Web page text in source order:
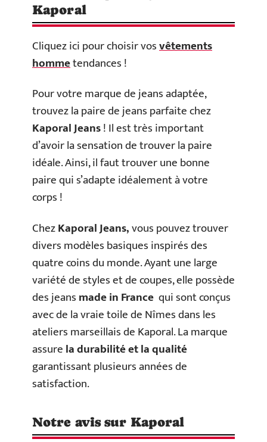
Kaporal
Cliquez ici pour choisir vosvêtements
hommetendances !
Pour votre marque de jeans adaptée,
trouvez la paire de jeans parfaite chez
Kaporal Jeans! Il est très important
d’avoir la sensation de trouver la paire
idéale. Ainsi, il faut trouver une bonne
paire qui s’adapte idéalement à votre
corps !
ChezKaporal Jeans,vous pouvez trouver
divers modèles basiques inspirés des
quatre coins du monde. Ayant une large
variété de styles et de coupes, elle possède
des jeansmade in France qui sont conçus
avec de la vraie toile de Nîmes dans les
ateliers marseillais de Kaporal. La marque
assurela durabilité et la qualité
garantissant plusieurs années de
satisfaction.
Notre avis sur Kaporal